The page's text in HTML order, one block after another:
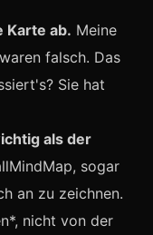
Karte ab. Meine
falsch. Das
Sie hat
als der
sogar
an zu zeichnen.
nicht von der